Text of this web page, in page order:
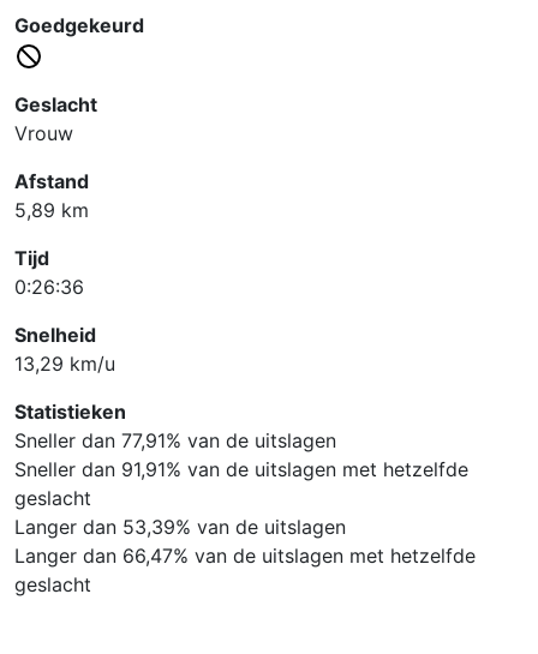
Goedgekeurd
Geslacht
Vrouw
Afstand
5,89 km
Tijd
0:26:36
Snelheid
13,29 km/u
Statistieken
Sneller dan 77,91% van de uitslagen
Sneller dan 91,91% van de uitslagen met hetzelfde
geslacht
Langer dan 53,39% van de uitslagen
Langer dan 66,47% van de uitslagen met hetzelfde
geslacht